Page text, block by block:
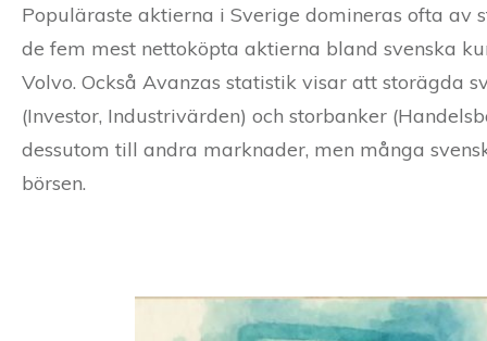
Populäraste aktierna i Sverige domineras ofta av
de fem mest nettoköpta aktierna bland svenska
Volvo. Också Avanzas statistik visar att storägda
(Investor, Industrivärden) och storbanker
dessutom till andra marknader, men många
börsen.